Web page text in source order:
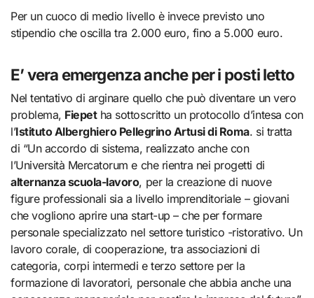
Per un cuoco di medio livello è invece previsto uno
stipendio che oscilla tra 2.000 euro, fino a 5.000 euro.
E’ vera emergenza anche per i posti letto
Nel tentativo di arginare quello che può diventare un vero
problema, Fiepetha sottoscritto un protocollo d’intesa con
l’Istituto Alberghiero Pellegrino Artusi di Roma. si tratta
di “Un accordo di sistema, realizzato anche con
l’Università Mercatorum e che rientra nei progetti di
alternanza scuola-lavoro, per la creazione di nuove
figure professionali sia a livello imprenditoriale – giovani
che vogliono aprire una start-up – che per formare
personale specializzato nel settore turistico -ristorativo. Un
lavoro corale, di cooperazione, tra associazioni di
categoria, corpi intermedi e terzo settore per la
formazione di lavoratori, personale che abbia anche una